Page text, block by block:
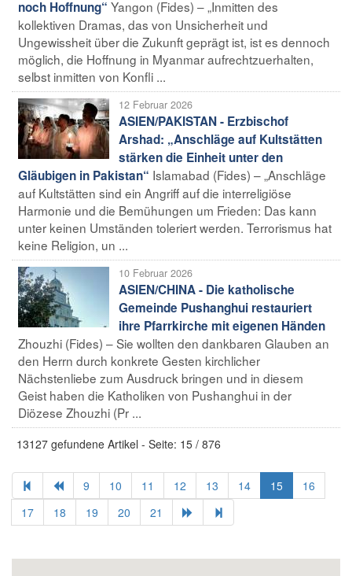
noch Hoffnung“ Yangon (Fides) – „Inmitten des
kollektiven Dramas, das von Unsicherheit und
Ungewissheit über die Zukunft geprägt ist, ist es dennoch
möglich, die Hoffnung in Myanmar aufrechtzuerhalten,
selbst inmitten von Konfli ...
12 Februar 2026
ASIEN/PAKISTAN - Erzbischof
Arshad: „Anschläge auf Kultstätten
stärken die Einheit unter den
Gläubigen in Pakistan“ Islamabad (Fides) – „Anschläge
auf Kultstätten sind ein Angriff auf die interreligiöse
Harmonie und die Bemühungen um Frieden: Das kann
unter keinen Umständen toleriert werden. Terrorismus hat
keine Religion, un ...
10 Februar 2026
ASIEN/CHINA - Die katholische
Gemeinde Pushanghui restauriert
ihre Pfarrkirche mit eigenen Händen
Zhouzhi (Fides) – Sie wollten den dankbaren Glauben an
den Herrn durch konkrete Gesten kirchlicher
Nächstenliebe zum Ausdruck bringen und in diesem
Geist haben die Katholiken von Pushanghui in der
Diözese Zhouzhi (Pr ...
13127 gefundene Artikel - Seite: 15 / 876
9 10 11 12 13 14 15
16
17
18 19 20 21